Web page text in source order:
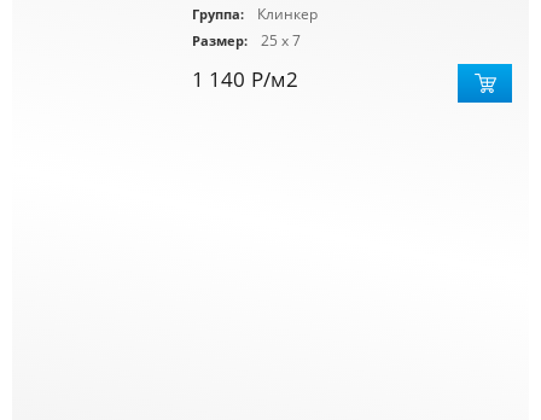
Группа:
Клинкер
Размер: 25 x 7
1 140 Р/м2